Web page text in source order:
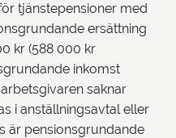
tjänstepensioner med
ersättning
kr (588 000 kr
inkomst
saknar
i anställningsavtal eller
är pensionsgrundande